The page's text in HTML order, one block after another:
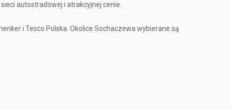
autostradowej i atrakcyjnej cenie.
i Tesco Polska. Okolice Sochaczewa wybierane są